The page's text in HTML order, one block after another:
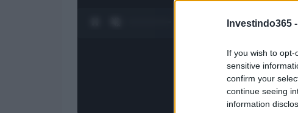
Investindo365 -
If you wish to
sensitive
confirm your
continue seeing
information
1/4